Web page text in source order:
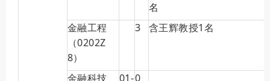
名
金融工程
（0202Z
8）
3 含王辉教授1名
金融科技
01-0